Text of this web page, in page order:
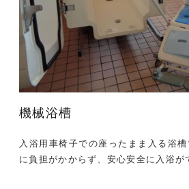
機械浴槽
入浴用車椅子での座ったまま入る浴
に負担がかからず、安心安全に入浴が